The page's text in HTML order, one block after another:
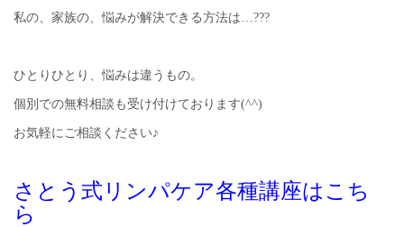
私の、家族の、悩みが解決できる方法は…???
ひとりひとり、悩みは違うもの。
個別での無料相談も受け付けております(^^)
お気軽にご相談ください♪
さとう式リンパケア各種講座はこち
ら